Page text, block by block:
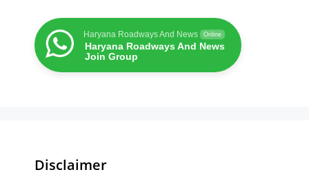
Haryana Roadways And News Online
Haryana Roadways And News
Join Group
Disclaimer